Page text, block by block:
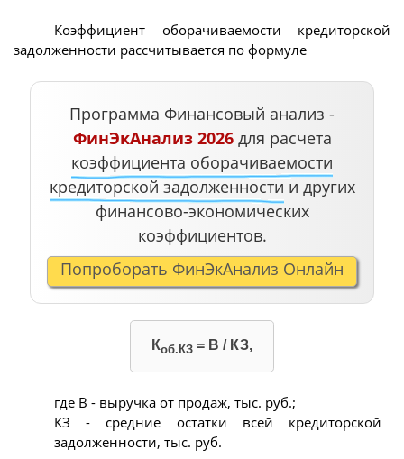
Коэффициент оборачиваемости кредиторской
задолженности рассчитывается по формуле
Программа Финансовый анализ -
ФинЭкАнализ 2026для расчета
коэффициента оборачиваемости
кредиторской задолженности и других
финансово-экономических
коэффициентов.
Попроборать ФинЭкАнализ Онлайн
Коб.КЗ = В / КЗ,
где В - выручка от продаж, тыс. руб.;
КЗ - средние остатки всей кредиторской
задолженности, тыс. руб.